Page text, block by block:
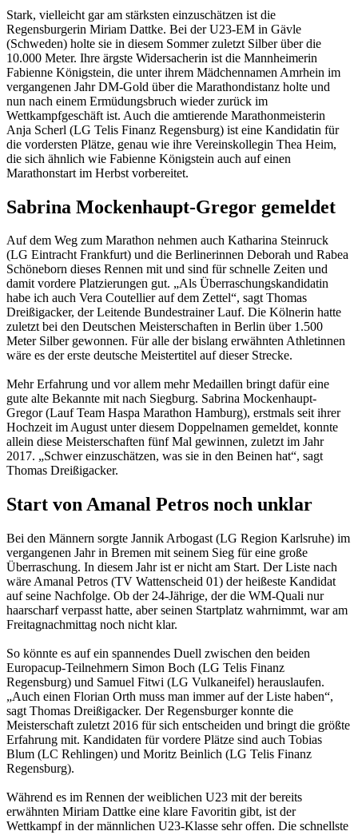
Stark, vielleicht gar am stärksten einzuschätzen ist die
Regensburgerin Miriam Dattke. Bei der U23-EM in Gävle
(Schweden) holte sie in diesem Sommer zuletzt Silber über die
10.000 Meter. Ihre ärgste Widersacherin ist die Mannheimerin
Fabienne Königstein, die unter ihrem Mädchennamen Amrhein im
vergangenen Jahr DM-Gold über die Marathondistanz holte und
nun nach einem Ermüdungsbruch wieder zurück im
Wettkampfgeschäft ist. Auch die amtierende Marathonmeisterin
Anja Scherl (LG Telis Finanz Regensburg) ist eine Kandidatin für
die vordersten Plätze, genau wie ihre Vereinskollegin Thea Heim,
die sich ähnlich wie Fabienne Königstein auch auf einen
Marathonstart im Herbst vorbereitet.
Sabrina Mockenhaupt-Gregor gemeldet
Auf dem Weg zum Marathon nehmen auch Katharina Steinruck
(LG Eintracht Frankfurt) und die Berlinerinnen Deborah und Rabea
Schöneborn dieses Rennen mit und sind für schnelle Zeiten und
damit vordere Platzierungen gut. „Als Überraschungskandidatin
habe ich auch Vera Coutellier auf dem Zettel“, sagt Thomas
Dreißigacker, der Leitende Bundestrainer Lauf. Die Kölnerin hatte
zuletzt bei den Deutschen Meisterschaften in Berlin über 1.500
Meter Silber gewonnen. Für alle der bislang erwähnten Athletinnen
wäre es der erste deutsche Meistertitel auf dieser Strecke.
Mehr Erfahrung und vor allem mehr Medaillen bringt dafür eine
gute alte Bekannte mit nach Siegburg. Sabrina Mockenhaupt-
Gregor (Lauf Team Haspa Marathon Hamburg), erstmals seit ihrer
Hochzeit im August unter diesem Doppelnamen gemeldet, konnte
allein diese Meisterschaften fünf Mal gewinnen, zuletzt im Jahr
2017. „Schwer einzuschätzen, was sie in den Beinen hat“, sagt
Thomas Dreißigacker.
Start von Amanal Petros noch unklar
Bei den Männern sorgte Jannik Arbogast (LG Region Karlsruhe) im
vergangenen Jahr in Bremen mit seinem Sieg für eine große
Überraschung. In diesem Jahr ist er nicht am Start. Der Liste nach
wäre Amanal Petros (TV Wattenscheid 01) der heißeste Kandidat
auf seine Nachfolge. Ob der 24-Jährige, der die WM-Quali nur
haarscharf verpasst hatte, aber seinen Startplatz wahrnimmt, war am
Freitagnachmittag noch nicht klar.
So könnte es auf ein spannendes Duell zwischen den beiden
Europacup-Teilnehmern Simon Boch (LG Telis Finanz
Regensburg) und Samuel Fitwi (LG Vulkaneifel) herauslaufen.
„Auch einen Florian Orth muss man immer auf der Liste haben“,
sagt Thomas Dreißigacker. Der Regensburger konnte die
Meisterschaft zuletzt 2016 für sich entscheiden und bringt die größte
Erfahrung mit. Kandidaten für vordere Plätze sind auch Tobias
Blum (LC Rehlingen) und Moritz Beinlich (LG Telis Finanz
Regensburg).
Während es im Rennen der weiblichen U23 mit der bereits
erwähnten Miriam Dattke eine klare Favoritin gibt, ist der
Wettkampf in der männlichen U23-Klasse sehr offen. Die schnellste